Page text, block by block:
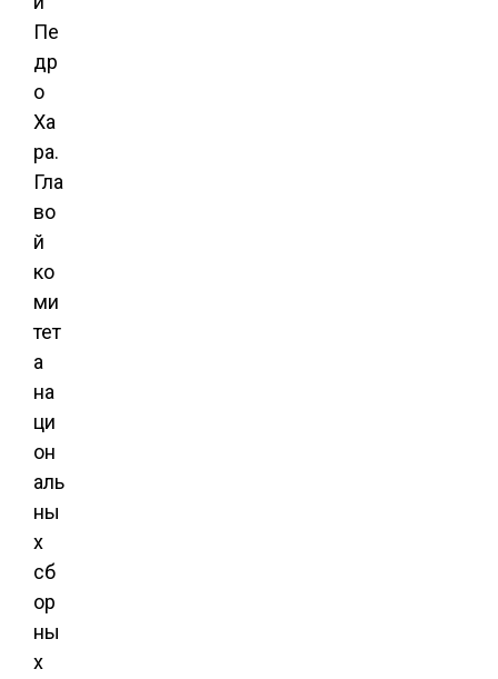
Пе
др
о
Ха
ра.
Гла
во
й
ко
ми
тет
а
на
ци
он
аль
ны
х
сб
ор
ны
х